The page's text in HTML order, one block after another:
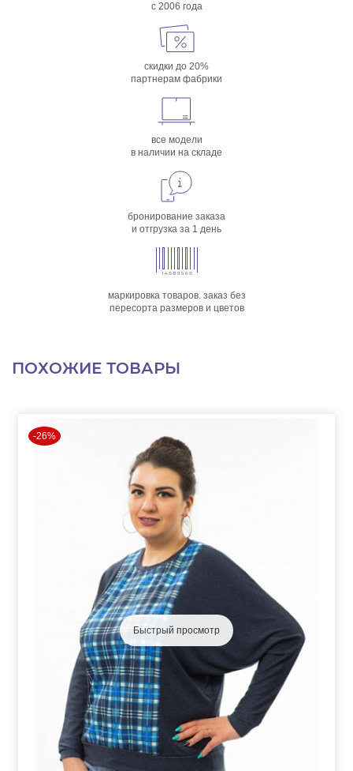
с 2006 года
скидки до 20%
партнерам фабрики
все модели
в наличии на складе
бронирование заказа
и отгрузка за 1 день
маркировка товаров. заказ без
пересорта размеров и цветов
ПОХОЖИЕ ТОВАРЫ
-26%
Быстрый просмотр